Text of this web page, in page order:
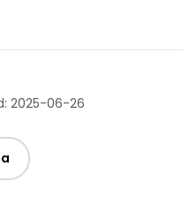
2025-06-26